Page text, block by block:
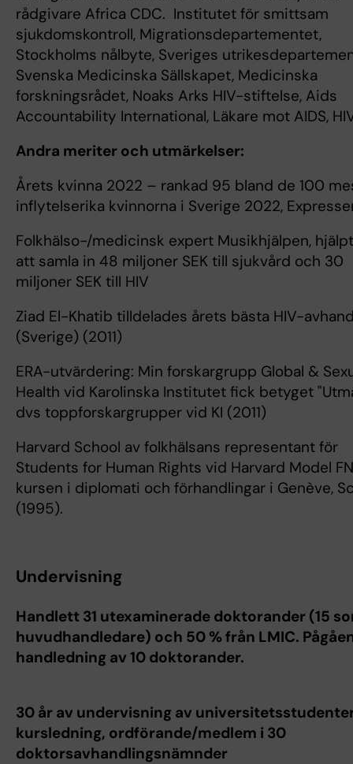
rådgivare Africa CDC. Institutet för smittsam
sjukdomskontroll, Migrationsdepartementet,
Stockholms nålbyte, Sveriges
Svenska Medicinska Sällskapet, Medicinska
forskningsrådet, Noaks Arks HIV-stiftelse, Aids
Accountability International, Läkare mot AIDS,
Andra meriter och utmärkelser:
Årets kvinna 2022 – rankad 95 bland de 100
inflytelserika kvinnorna i Sverige 2022,
Folkhälso-/medicinsk expert Musikhjälpen,
att samla in 48 miljoner SEK till sjukvård och 30
miljoner SEK till HIV
Ziad El-Khatib tilldelades årets bästa HIV-
(Sverige) (2011)
ERA-utvärdering: Min forskargrupp Global &
Health vid Karolinska Institutet fick betyget
dvs toppforskargrupper vid KI (2011)
Harvard School av folkhälsans representant för
Students for Human Rights vid Harvard Model
kursen i diplomati och förhandlingar i Genève,
(1995).
Undervisning
Handlett 31 utexaminerade doktorander (15
huvudhandledare) och 50 % från LMIC.
handledning av 10 doktorander.
30 år av undervisning av
kursledning, ordförande/medlem i 30
doktorsavhandlingsnämnder